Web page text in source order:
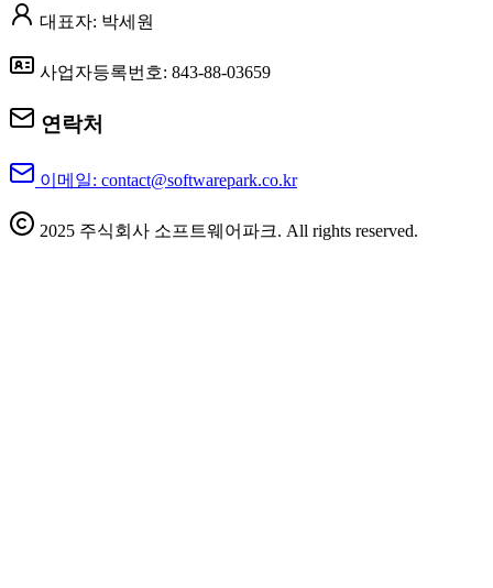
대표자: 박세원
사업자등록번호: 843-88-03659
연락처
이메일: contact@softwarepark.co.kr
2025 주식회사 소프트웨어파크. All rights reserved.